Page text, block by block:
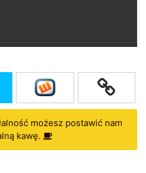
możesz postawić nam
kawę.